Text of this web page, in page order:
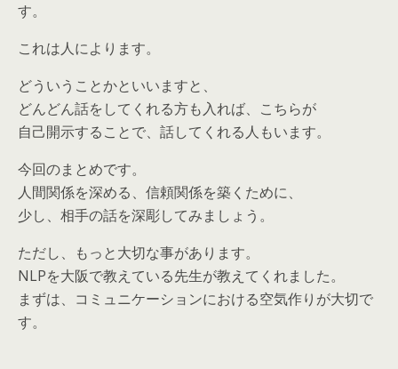
す。
これは人によります。
どういうことかといいますと、
どんどん話をしてくれる方も入れば、こちらが
自己開示することで、話してくれる人もいます。
今回のまとめです。
人間関係を深める、信頼関係を築くために、
少し、相手の話を深彫してみましょう。
ただし、もっと大切な事があります。
NLPを大阪で教えている先生が教えてくれました。
まずは、コミュニケーションにおける空気作りが大切で
す。